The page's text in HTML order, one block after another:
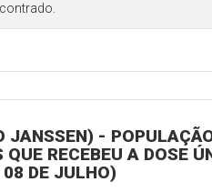
JANSSEN) -
RECEBEU A DOSE
DE JULHO)